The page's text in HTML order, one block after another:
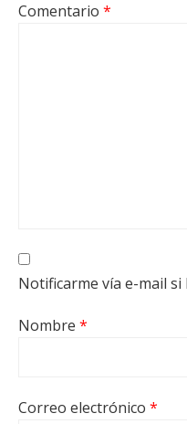
Comentario *
Notificarme vía e-mail
Nombre *
Correo electrónico *